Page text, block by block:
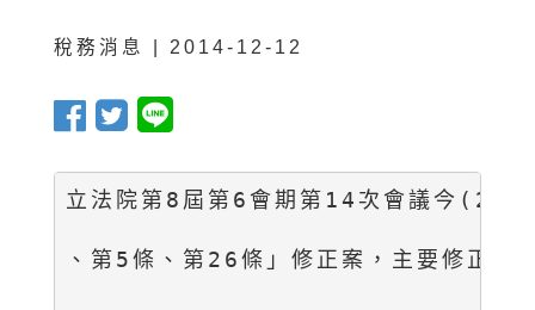
稅務消息 | 2014-12-12
立法院第8屆第6會期第14次會議今(23)
、第5條、第26條」修正案，主要修正內